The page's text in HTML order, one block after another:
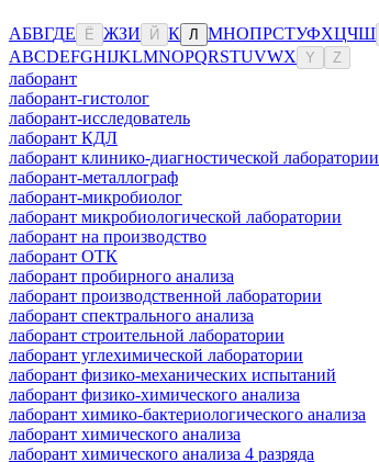
АБВГДЕ Ё ЖЗИ Й К Л МНОПРСТУФХЦЧШ
ABCDEFGHIJKLMNOPQRSTUVWX Y Z
лаборант
лаборант-гистолог
лаборант-исследователь
лаборант КДЛ
лаборант клинико-диагностической лаборатории
лаборант-металлограф
лаборант-микробиолог
лаборант микробиологической лаборатории
лаборант на производство
лаборант ОТК
лаборант пробирного анализа
лаборант производственной лаборатории
лаборант спектрального анализа
лаборант строительной лаборатории
лаборант углехимической лаборатории
лаборант физико-механических испытаний
лаборант физико-химического анализа
лаборант химико-бактериологического анализа
лаборант химического анализа
лаборант химического анализа 4 разряда